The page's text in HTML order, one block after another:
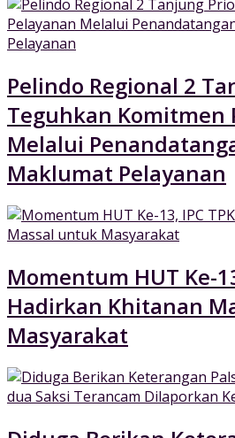
Pelindo Regional 2
Teguhkan Komitmen
Melalui
Maklumat Pelayanan
Momentum HUT Ke-
Hadirkan Khitanan
Masyarakat